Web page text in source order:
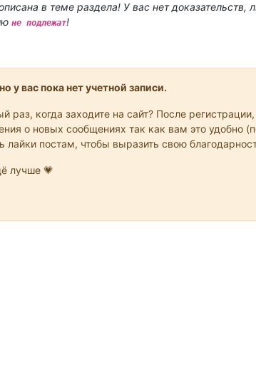
в теме раздела! У вас нет доказательств,
не подлежат!
у вас пока нет учетной записи.
когда заходите на сайт? После
о новых сообщениях так как вам это удобно
лайки постам, чтобы выразить свою
лучше 💗